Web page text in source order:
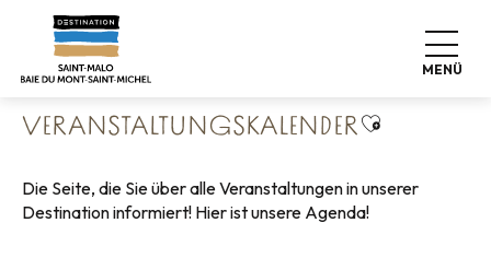
contenu
MENÜ
Startseite
Veranstaltungskalender
VERANSTALTUNGSKALENDERAjouter aux
Die Seite, die Sie über alle Veranstaltungen in unserer
Destination informiert! Hier ist unsere Agenda!